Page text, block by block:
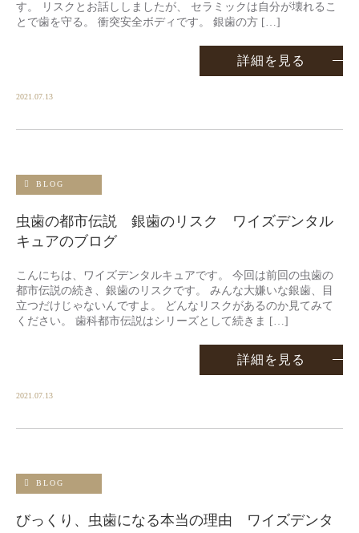
す。 リスクとお話ししましたが、 セラミックは自分が壊れるこ
とで歯を守る。 衝突安全ボディです。 銀歯の方 […]
詳細を見る
2021.07.13
BLOG
虫歯の都市伝説 銀歯のリスク ワイズデンタル
キュアのブログ
こんにちは、ワイズデンタルキュアです。 今回は前回の虫歯の
都市伝説の続き、銀歯のリスクです。 みんな大嫌いな銀歯、目
立つだけじゃないんですよ。 どんなリスクがあるのか見てみて
ください。 歯科都市伝説はシリーズとして続きま […]
詳細を見る
2021.07.13
BLOG
びっくり、虫歯になる本当の理由 ワイズデンタ